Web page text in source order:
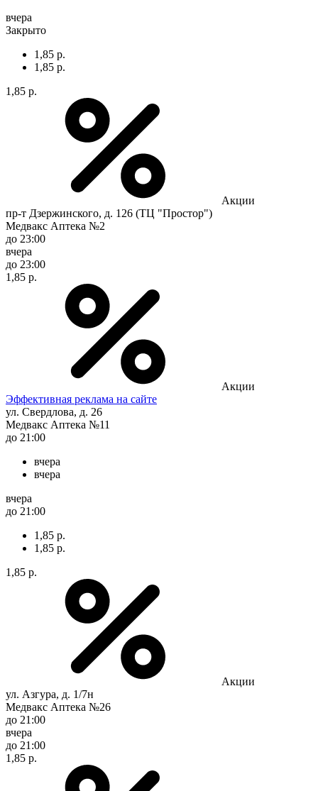
вчера
Закрыто
1,85 р.
1,85 р.
1,85 р.
Акции
пр-т Дзержинского, д. 126 (ТЦ "Простор")
Медвакс Аптека №2
до 23:00
вчера
до 23:00
1,85 р.
Акции
Эффективная реклама на сайте
ул. Свердлова, д. 26
Медвакс Аптека №11
до 21:00
вчера
вчера
вчера
до 21:00
1,85 р.
1,85 р.
1,85 р.
Акции
ул. Азгура, д. 1/7н
Медвакс Аптека №26
до 21:00
вчера
до 21:00
1,85 р.